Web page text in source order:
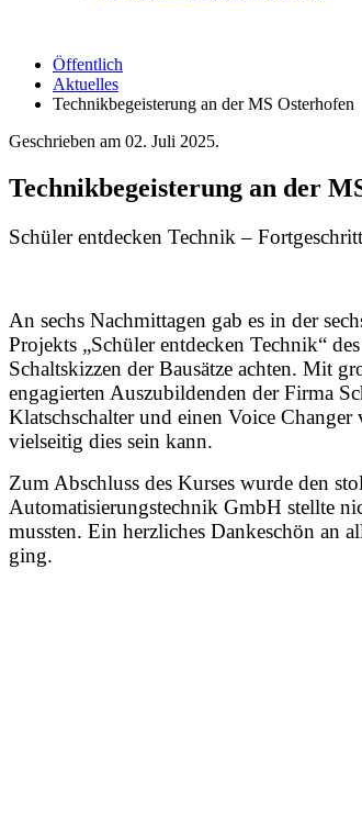
Öffentlich
Aktuelles
Technikbegeisterung an der MS Osterhofen
Geschrieben am 02. Juli 2025.
Technikbegeisterung an der
Schüler entdecken Technik –
An sechs Nachmittagen gab es in der
Projekts „Schüler entdecken Technik“
Schaltskizzen der Bausätze achten. Mit
engagierten Auszubildenden der Firma
Klatschschalter und einen Voice
vielseitig dies sein kann.
Zum Abschluss des Kurses wurde den
Automatisierungstechnik GmbH stellte
mussten. Ein herzliches Dankeschön an
ging.